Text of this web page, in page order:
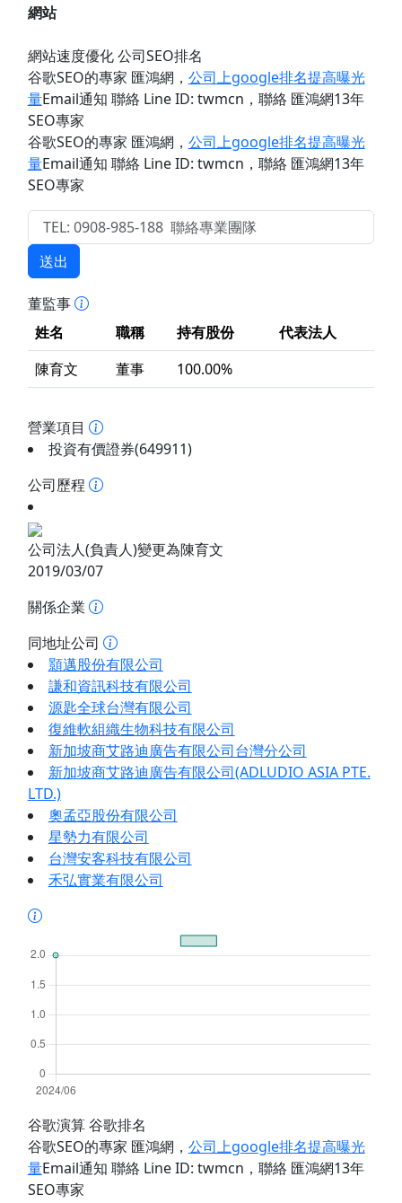
網站
網站速度優化 公司SEO排名
谷歌SEO的專家 匯鴻網 ， 公司上google排名提高曝光
量Email通知 聯絡 Line ID: twmcn ，聯絡 匯鴻網13年
SEO專家
谷歌SEO的專家 匯鴻網 ， 公司上google排名提高曝光
量Email通知 聯絡 Line ID: twmcn ，聯絡 匯鴻網13年
SEO專家
送出
董監事
姓名
職稱 持有股份
代表法人
陳育文
董事 100.00%
營業項目
投資有價證券(649911)
公司歷程
公司法人(負責人)變更為陳育文
2019/03/07
關係企業
同地址公司
顥邁股份有限公司
謙和資訊科技有限公司
源匙全球台灣有限公司
復維軟組織生物科技有限公司
新加坡商艾路迪廣告有限公司台灣分公司
新加坡商艾路迪廣告有限公司(ADLUDIO ASIA PTE.
LTD.)
奧孟亞股份有限公司
星勢力有限公司
台灣安客科技有限公司
禾弘實業有限公司
谷歌演算 谷歌排名
谷歌SEO的專家 匯鴻網 ， 公司上google排名提高曝光
量Email通知 聯絡 Line ID: twmcn ，聯絡 匯鴻網13年
SEO專家